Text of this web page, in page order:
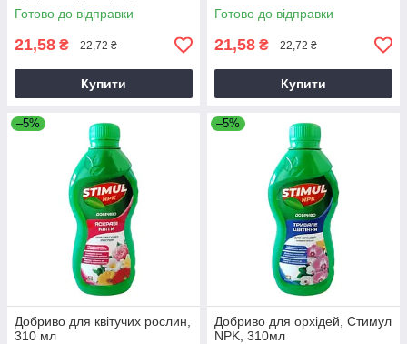
Готово до відправки
21,58 ₴ 22,72 ₴
Купити
Готово до відправки
21,58 ₴ 22,72 ₴
Купити
–5%
Добриво для квітучих рослин,
310 мл
–5%
Добриво для орхідей, Стимул
NPK, 310мл